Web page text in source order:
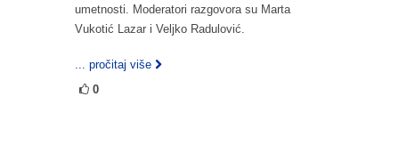
umetnosti. Moderatori razgovora su Marta
Vukotić Lazar i Veljko Radulović.
... pročitaj više
0